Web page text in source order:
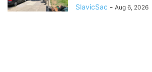
SlavicSac - Aug 6, 2026